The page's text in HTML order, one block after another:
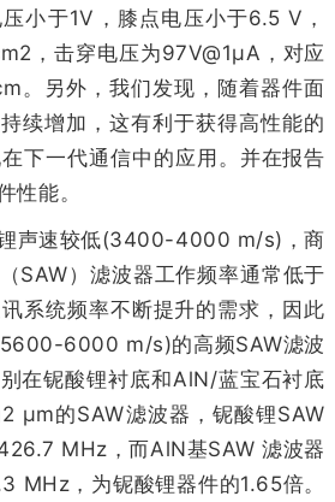
小于1V，膝点电压小于6.5 V，
，击穿电压为97V@1μA，对应
。另外，我们发现，随着器件面
续增加，这有利于获得高性能的
下一代通信中的应用。并在报告
性能。
声速较低(3400-4000 m/s)，商
SAW）滤波器工作频率通常低于
系统频率不断提升的需求，因此
6000 m/s)的高频SAW滤波
在铌酸锂衬底和AlN/蓝宝石衬底
μm的SAW滤波器，铌酸锂SAW
MHz，而AlN基SAW 滤波器
MHz，为铌酸锂器件的1.65倍。